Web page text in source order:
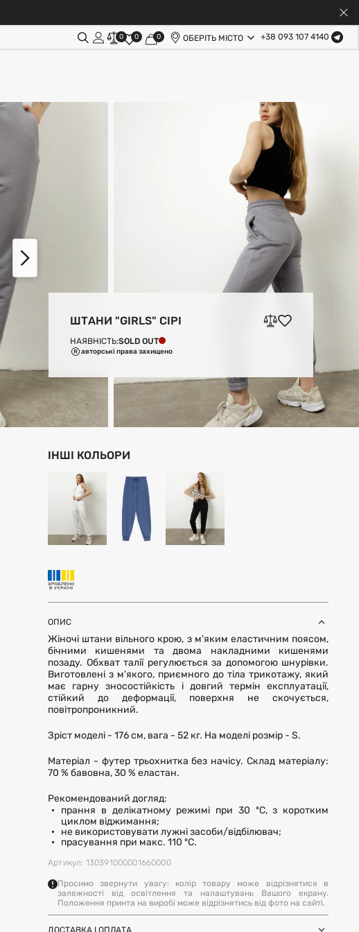
0 0 0 ОБЕРІТЬ МІСТО +38 093 107 4140
ШТАНИ "GIRLS" СІРІ
НАЯВНІСТЬ:SOLD OUT
авторські права захищено
ІНШІ КОЛЬОРИ
ОПИС
Жіночі штани вільного крою, з м'яким еластичним поясом,
бічними кишенями та двома накладними кишенями
позаду. Обхват талії регулюється за допомогою шнурівки.
Виготовлені з м'якого, приємного до тіла трикотажу, який
має гарну зносостійкість і довгий термін експлуатації,
стійкий до деформації, поверхня не скочується,
повітропроникний.
Зріст моделі - 176 см, вага - 52 кг. На моделі розмір - S.
Матеріал - футер трьохнитка без начісу. Склад матеріалу:
70 % бавовна, 30 % еластан.
Рекомендований догляд:
прання в делікатному режимі при 30 ºC, з коротким
циклом віджимання;
не використовувати лужні засоби/відбілювач;
прасування при макс. 110 ºC.
Артикул: 130391000001660000
Просимо звернути увагу: колір товару може відрізнятися в
залежності від освітлення та налаштувань Вашого екрану.
Положення принта на виробі може відрізнятись від фото на сайті.